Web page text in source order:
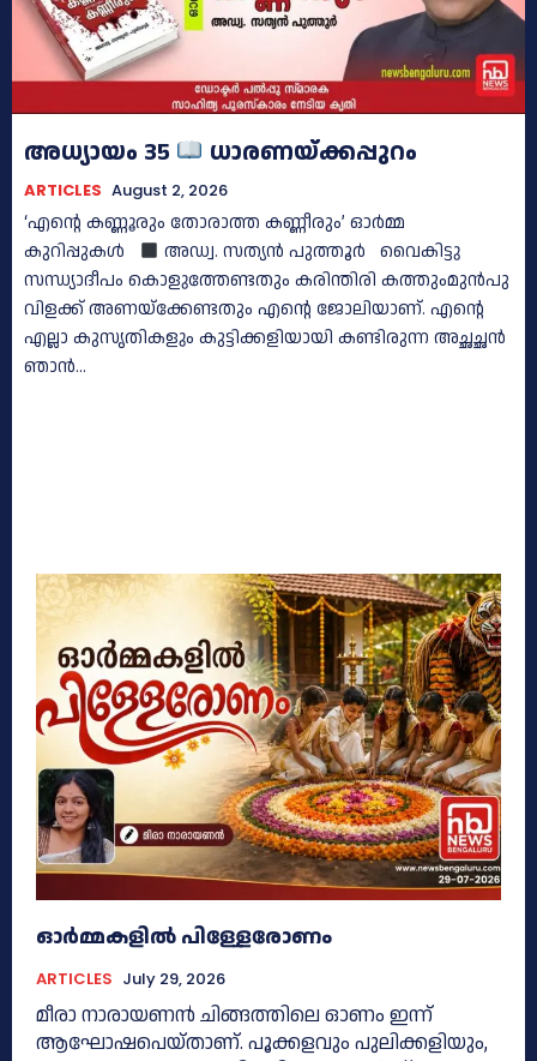
അധ്യായം 35 ധാരണയ്ക്കപ്പുറം
ARTICLES August 2, 2026
‘എന്റെ കണ്ണൂരും തോരാത്ത കണ്ണീരും’ ഓർമ്മ
കുറിപ്പുകൾ
അഡ്വ. സത്യൻ പുത്തൂര്‍ വൈകിട്ടു
സന്ധ്യാദീപം കൊളുത്തേണ്ടതും കരിന്തിരി കത്തുംമുൻപു
വിളക്ക് അണയ്‌ക്കേണ്ടതും എൻ്റെ ജോലിയാണ്. എൻ്റെ
എല്ലാ കുസൃതികളും കുട്ടിക്കളിയായി കണ്ടിരുന്ന അച്ഛച്ഛൻ
ഞാൻ...
ഓർമ്മകളിൽ പിള്ളേരോണം
ARTICLES July 29, 2026
മീരാ നാരായണൻ ചിങ്ങത്തിലെ ഓണം ഇന്ന്
ആഘോഷപെയ്താണ്. പൂക്കളവും പുലിക്കളിയും,